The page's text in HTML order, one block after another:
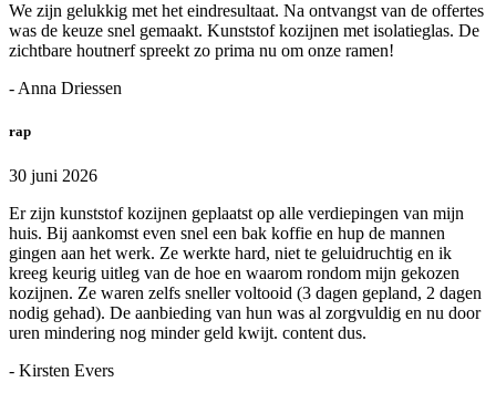
We zijn gelukkig met het eindresultaat. Na ontvangst van de offertes
was de keuze snel gemaakt. Kunststof kozijnen met isolatieglas. De
zichtbare houtnerf spreekt zo prima nu om onze ramen!
- Anna Driessen
rap
30 juni 2026
Er zijn kunststof kozijnen geplaatst op alle verdiepingen van mijn
huis. Bij aankomst even snel een bak koffie en hup de mannen
gingen aan het werk. Ze werkte hard, niet te geluidruchtig en ik
kreeg keurig uitleg van de hoe en waarom rondom mijn gekozen
kozijnen. Ze waren zelfs sneller voltooid (3 dagen gepland, 2 dagen
nodig gehad). De aanbieding van hun was al zorgvuldig en nu door
uren mindering nog minder geld kwijt. content dus.
- Kirsten Evers